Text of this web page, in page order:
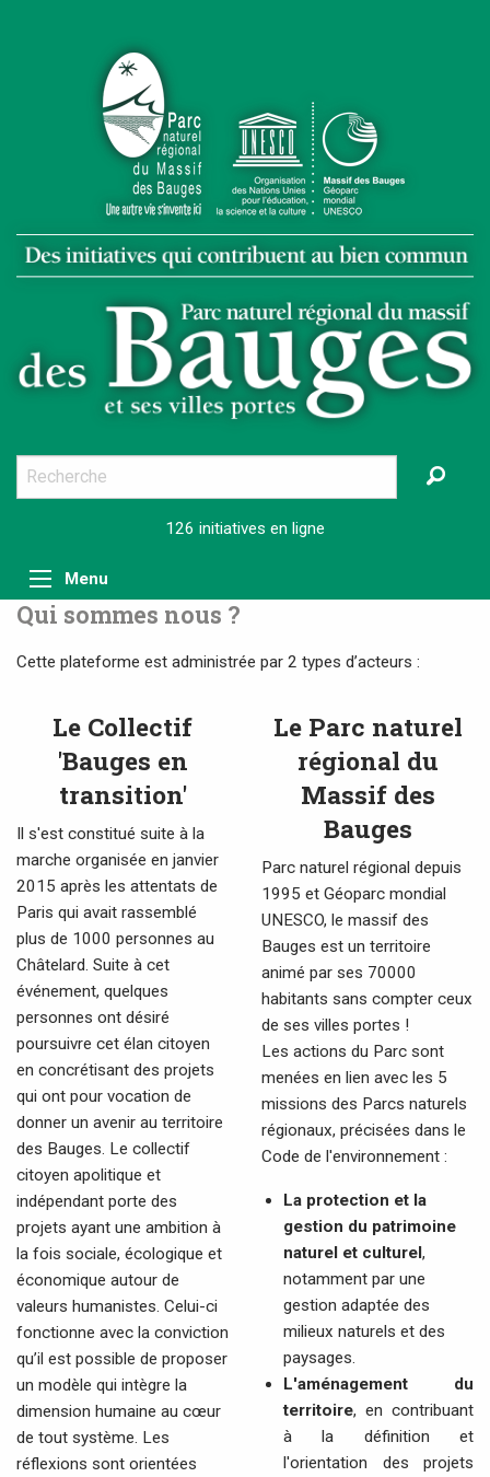
126 initiatives en ligne
Menu
Qui sommes nous ?
Cette plateforme est administrée par 2 types d’acteurs :
Le Collectif
'Bauges en
transition'
Il s'est constitué suite à la
marche organisée en janvier
2015 après les attentats de
Paris qui avait rassemblé
plus de 1000 personnes au
Châtelard. Suite à cet
événement, quelques
personnes ont désiré
poursuivre cet élan citoyen
en concrétisant des projets
qui ont pour vocation de
donner un avenir au territoire
des Bauges. Le collectif
citoyen apolitique et
indépendant porte des
projets ayant une ambition à
la fois sociale, écologique et
économique autour de
valeurs humanistes. Celui-ci
fonctionne avec la conviction
qu’il est possible de proposer
un modèle qui intègre la
dimension humaine au cœur
de tout système. Les
réflexions sont orientées
Le Parc naturel
régional du
Massif des
Bauges
Parc naturel régional depuis
1995 et Géoparc mondial
UNESCO, le massif des
Bauges est un territoire
animé par ses 70000
habitants sans compter ceux
de ses villes portes !
Les actions du Parc sont
menées en lien avec les 5
missions des Parcs naturels
régionaux, précisées dans le
Code de l'environnement :
La protection et la
gestion du patrimoine
naturel et culturel,
notamment par une
gestion adaptée des
milieux naturels et des
paysages.
L'aménagement du
territoire, en contribuant
à la définition et
l'orientation des projets